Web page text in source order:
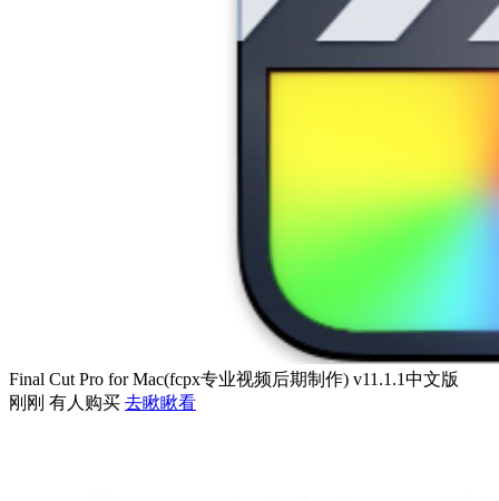
Final Cut Pro for Mac(fcpx专业视频后期制作) v11.1.1中文版
刚刚 有人购买 去瞅瞅看